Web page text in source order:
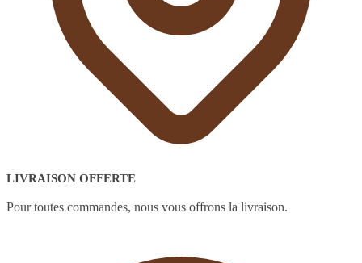
LIVRAISON OFFERTE
Pour toutes commandes, nous vous offrons la livraison.